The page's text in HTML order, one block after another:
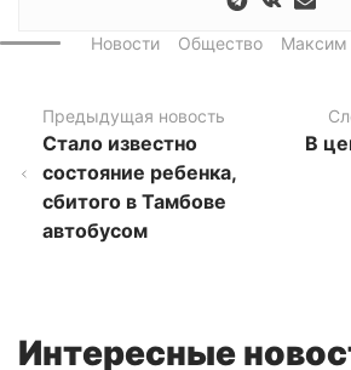
Новости Общество Максим
Предыдущая новость
Стало известно
состояние ребенка,
сбитого в Тамбове
автобусом
В
Интересные